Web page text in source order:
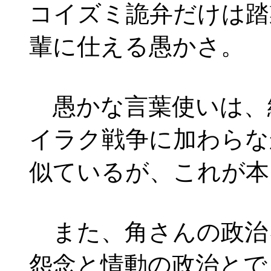
コイズミ詭弁だけは
輩に仕える愚かさ。
愚かな言葉使いは、
イラク戦争に加わら
似ているが、これが
また、角さんの政治
怨念と情動の政治と